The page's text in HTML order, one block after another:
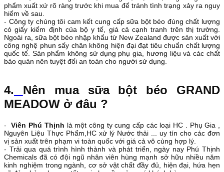
phẩm xuất xứ rõ ràng trước khi mua để tránh tình trạng xảy ra nguy
hiểm về sau.
- Công ty chúng tôi cam kết cung cấp sữa bột béo đúng chất lượng
có giấy kiểm định của bộ y tế, giá cả cạnh tranh trên thị trường.
Ngoài ra, sữa bột béo nhập khẩu từ New Zealand được sản xuất với
công nghệ phun sấy chân không hiện đại đạt tiêu chuẩn chất lượng
quốc tế. Sản phẩm không sử dụng phụ gia, hương liệu và các chất
bảo quản nên tuyệt đối an toàn cho người sử dụng.
4.
Nên mua sữa bột béo GRAND
MEADOW ở đâu ?
- Viên Phú Thịnh là một công ty cung cấp các loại HC . Phụ Gia ,
Nguyên Liệu Thực Phẩm ,HC xử lý Nước thải
... uy tín cho các đơn
vị sản xuất trên phạm vi toàn quốc với giá cả vô cùng hợp lý.
- Trải qua quá trình hình thành và phát triển, ngày nay Phú Thịnh
Chemicals đã có đội ngũ nhân viên hùng mạnh sở hữu nhiều năm
kinh nghiệm trong ngành, cơ sở vật chất đầy đủ, hiện đại, hứa hẹn